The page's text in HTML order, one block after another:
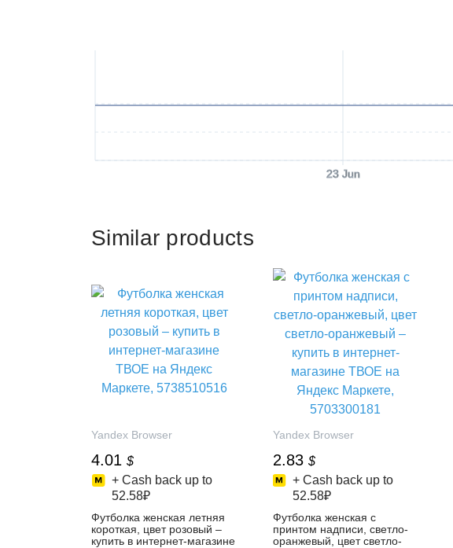
23 Jun
Similar products
Yandex Browser
4.01 $
+ Cash back up to
52.58₽
Футболка женская летняя
короткая, цвет розовый –
купить в интернет-магазине
Yandex Browser
2.83 $
+ Cash back up to
52.58₽
Футболка женская с
принтом надписи, светло-
оранжевый, цвет светло-